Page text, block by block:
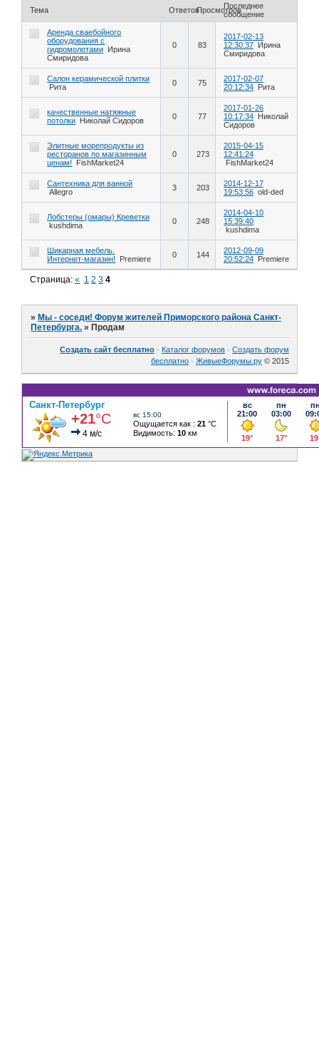
Тема ОтветовПросмотровПоследнее
сообщение
Аренда сваебойного
оборудования с
гидромолотами Ирина
Смиридова
0 83
2017-02-13
12:30:37 Ирина
Смиридова
Салон керамической плитки
Рита
0 75
2017-02-07
20:12:34 Рита
качественные натяжные
потолки Николай Сидоров 0 77
2017-01-26
10:17:34 Николай
Сидоров
Элитные морепродукты из
ресторанов по магазинным
ценам!
FishMarket24
0 273
2015-04-15
12:41:24
FishMarket24
Сантехника для ванной
Allegro
3 203
2014-12-17
19:53:56 old-ded
Лобстеры (омары) Креветки
kushdima
0 248
2014-04-10
15:39:40
kushdima
Шикарная мебель.
Интернет-магазин!
Premiere 0 144
2012-09-09
20:52:24 Premiere
Страница:« 1 2 3 4
»Мы - соседи! Форум жителей Приморского района Санкт-
Петербурга. »Продам
Создать сайт бесплатно · Каталог форумов · Создать форум
бесплатно · ЖивыеФорумы.ру © 2015